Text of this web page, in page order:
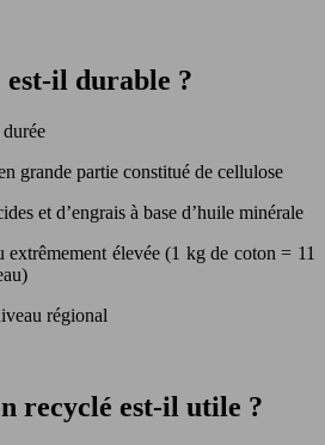
il durable ?
grande partie constitué de cellulose
et d’engrais à base d’huile minérale
extrêmement élevée (1 kg de coton = 11
régional
recyclé est-il utile ?